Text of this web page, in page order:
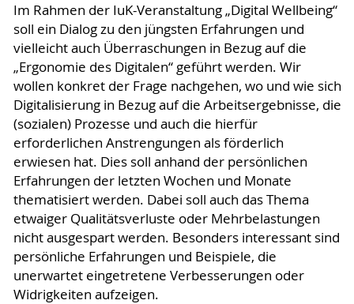
Im Rahmen der IuK-Veranstaltung „Digital Wellbeing“
soll ein Dialog zu den jüngsten Erfahrungen und
vielleicht auch Überraschungen in Bezug auf die
„Ergonomie des Digitalen“ geführt werden. Wir
wollen konkret der Frage nachgehen, wo und wie sich
Digitalisierung in Bezug auf die Arbeitsergebnisse, die
(sozialen) Prozesse und auch die hierfür
erforderlichen Anstrengungen als förderlich
erwiesen hat. Dies soll anhand der persönlichen
Erfahrungen der letzten Wochen und Monate
thematisiert werden. Dabei soll auch das Thema
etwaiger Qualitätsverluste oder Mehrbelastungen
nicht ausgespart werden. Besonders interessant sind
persönliche Erfahrungen und Beispiele, die
unerwartet eingetretene Verbesserungen oder
Widrigkeiten aufzeigen.